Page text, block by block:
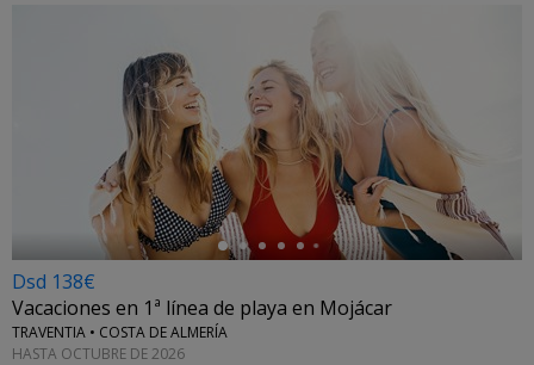
Dsd 138€
Vacaciones en 1ª línea de playa en Mojácar
TRAVENTIA • COSTA DE ALMERÍA
HASTA OCTUBRE DE 2026